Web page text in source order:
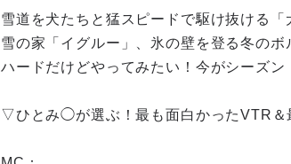
雪道を犬たちと猛スピードで駆け抜ける
雪の家「イグルー」、氷の壁を登る冬のボ
ハードだけどやってみたい！今がシーズン
▽ひとみ◯が選ぶ！最も面白かったVTR＆